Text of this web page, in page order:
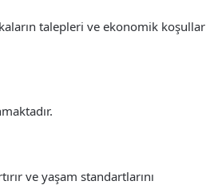
talepleri ve ekonomik koşullar
ve yaşam standartlarını